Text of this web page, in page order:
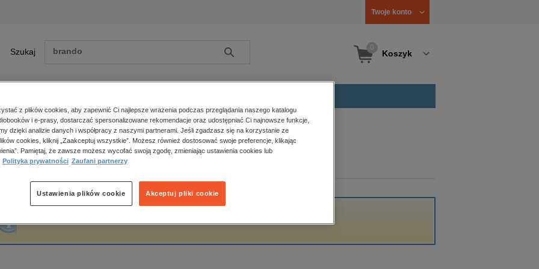
Twoje konto
Szukaj Szukaj Koszyk
Zobacz wszystkie E-prasa
polityka, społeczno-informacyjne
psychologiczne
popularno-naukowe
historia
główna Hannibal Smoke
Smoke
z plików cookies, aby zapewnić Ci najlepsze wrażenia podczas przeglądania naszego katalogu
i e-prasy, dostarczać spersonalizowane rekomendacje oraz udostępniać Ci najnowsze funkcje,
dzięki analizie danych i współpracy z naszymi partnerami. Jeśli zgadzasz się na korzystanie ze
cookies, kliknij „Zaakceptuj wszystkie”. Możesz również dostosować swoje preferencje, klikając
Pamiętaj, że zawsze możesz wycofać swoją zgodę, zmieniając ustawienia cookies lub
Polityka prywatności Zaufani partnerzy
Akceptuj pliki cookie
Ustawienia plików cookie